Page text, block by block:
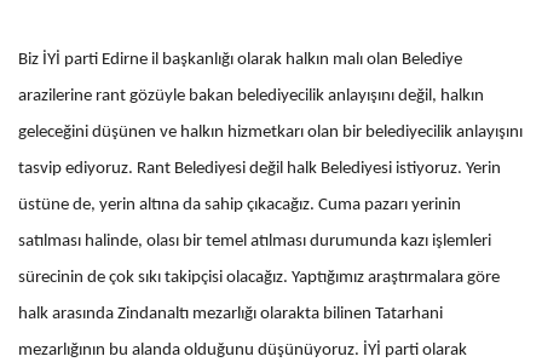
Biz İYİ parti Edirne il başkanlığı olarak halkın malı olan Belediye
arazilerine rant gözüyle bakan belediyecilik anlayışını değil, halkın
geleceğini düşünen ve halkın hizmetkarı olan bir belediyecilik anlayışını
tasvip ediyoruz. Rant Belediyesi değil halk Belediyesi istiyoruz. Yerin
üstüne de, yerin altına da sahip çıkacağız. Cuma pazarı yerinin
satılması halinde, olası bir temel atılması durumunda kazı işlemleri
sürecinin de çok sıkı takipçisi olacağız. Yaptığımız araştırmalara göre
halk arasında Zindanaltı mezarlığı olarakta bilinen Tatarhani
mezarlığının bu alanda olduğunu düşünüyoruz. İYİ parti olarak